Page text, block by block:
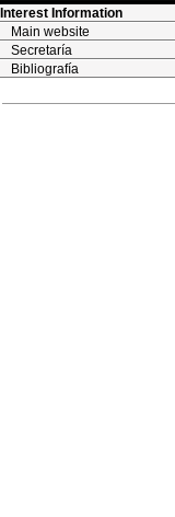
Interest Information
Main website
Secretaría
Bibliografía